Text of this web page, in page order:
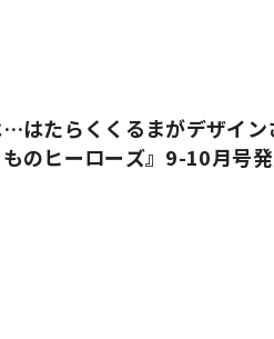
はたらくくるまがデザイン
のヒーローズ』9-10月号